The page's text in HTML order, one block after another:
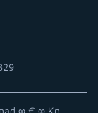
∞ € ∞ Kn